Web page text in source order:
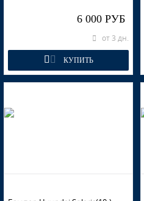
6 000 РУБ
от 3 дн.
КУПИТЬ